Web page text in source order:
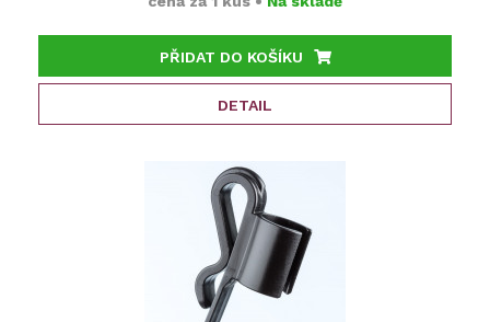
PŘIDAT DO KOŠÍKU
DETAIL